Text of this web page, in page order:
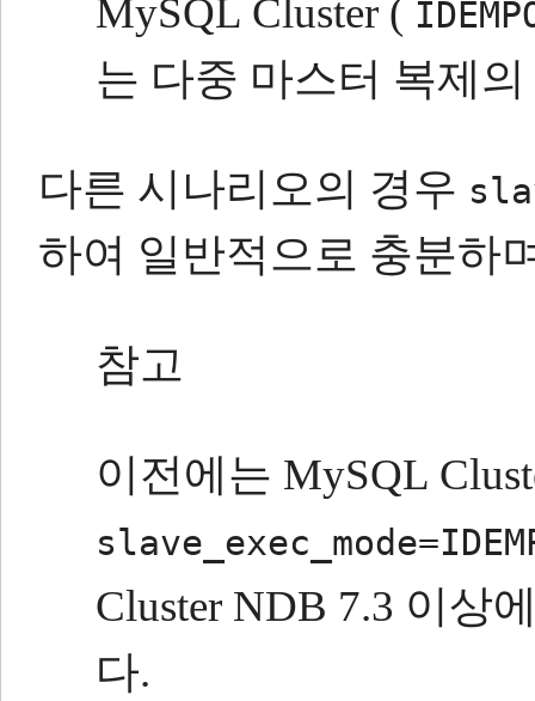
MySQL Cluster (
는 다중 마스터 복제
다른 시나리오의 경우
하여 일반적으로 충분하
참고
이전에는 MySQL
Cluster NDB 7.3 이상
다.